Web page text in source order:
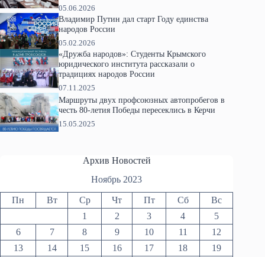
05.06.2026
Владимир Путин дал старт Году единства
народов России
05.02.2026
«Дружба народов»: Студенты Крымского
юридического института рассказали о
традициях народов России
07.11.2025
Маршруты двух профсоюзных автопробегов в
честь 80-летия Победы пересеклись в Керчи
15.05.2025
Архив Новостей
Ноябрь 2023
Пн Вт Ср Чт Пт Сб
Вс
1
2 3 4
5
6
7 8 9 10 11
12
13
14 15 16 17 18
19